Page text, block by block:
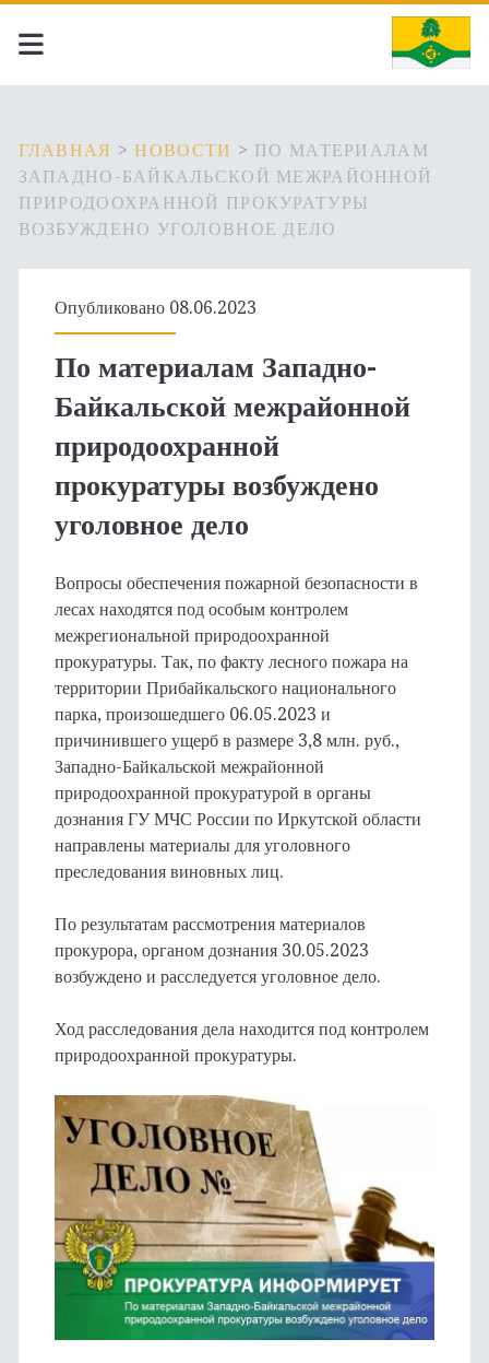
ГЛАВНАЯ >НОВОСТИ > ПО МАТЕРИАЛАМ
ЗАПАДНО-БАЙКАЛЬСКОЙ МЕЖРАЙОННОЙ
ПРИРОДООХРАННОЙ ПРОКУРАТУРЫ
ВОЗБУЖДЕНО УГОЛОВНОЕ ДЕЛО
Опубликовано 08.06.2023
По материалам Западно-
Байкальской межрайонной
природоохранной
прокуратуры возбуждено
уголовное дело
Вопросы обеспечения пожарной безопасности в
лесах находятся под особым контролем
межрегиональной природоохранной
прокуратуры. Так, по факту лесного пожара на
территории Прибайкальского национального
парка, произошедшего 06.05.2023 и
причинившего ущерб в размере 3,8 млн. руб.,
Западно-Байкальской межрайонной
природоохранной прокуратурой в органы
дознания ГУ МЧС России по Иркутской области
направлены материалы для уголовного
преследования виновных лиц.
По результатам рассмотрения материалов
прокурора, органом дознания 30.05.2023
возбуждено и расследуется уголовное дело.
Ход расследования дела находится под контролем
природоохранной прокуратуры.